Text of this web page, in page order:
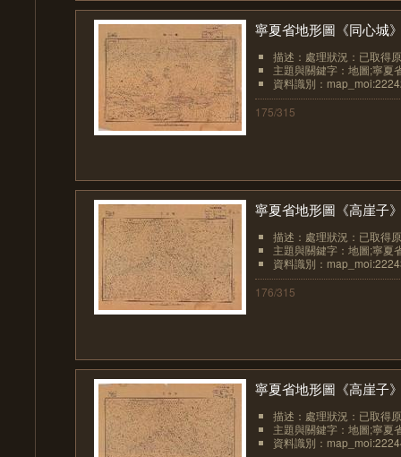
寧夏省地形圖《同心城
描述：處理狀況：已取得
主題與關鍵字：地圖;寧夏
資料識別：
175/315
寧夏省地形圖《高崖子
描述：處理狀況：已取得
主題與關鍵字：地圖;寧夏
資料識別：
176/315
寧夏省地形圖《高崖子
描述：處理狀況：已取得
主題與關鍵字：地圖;寧夏
資料識別：